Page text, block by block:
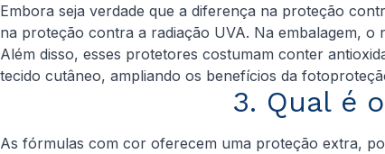
Embora seja verdade que a diferença na proteção
na proteção contra a radiação UVA. Na embalagem, o
Além disso, esses protetores costumam conter
tecido cutâneo, ampliando os benefícios da
3. Qual é
As fórmulas com cor oferecem uma proteção extra,